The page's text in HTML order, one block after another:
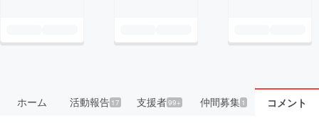
ホーム 活動報告17 支援者99+ 仲間募集 1 コメント